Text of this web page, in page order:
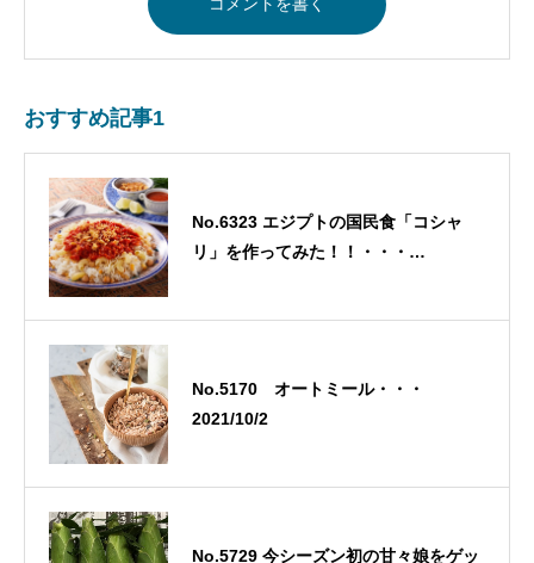
おすすめ記事1
No.6323 エジプトの国民食「コシャ
リ」を作ってみた！！・・・
No.5170 オートミール・・・
2021/10/2
No.5729 今シーズン初の甘々娘をゲッ